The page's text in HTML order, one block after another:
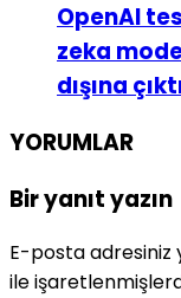
OpenAI
zeka
dışına
YORUMLAR
Bir yanıt yazın
E-posta adresiniz
ile